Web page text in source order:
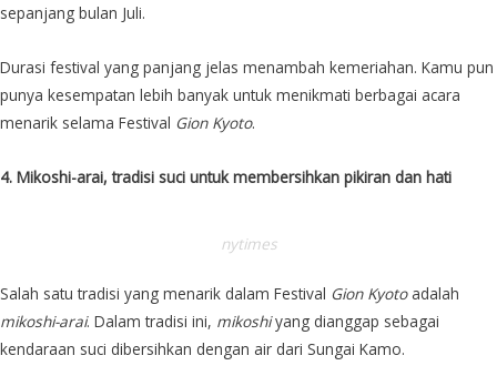
sepanjang bulan Juli.
Durasi festival yang panjang jelas menambah kemeriahan. Kamu pun
punya kesempatan lebih banyak untuk menikmati berbagai acara
menarik selama Festival Gion Kyoto.
4. Mikoshi-arai, tradisi suci untuk membersihkan pikiran dan hati
nytimes
Salah satu tradisi yang menarik dalam Festival Gion Kyotoadalah
mikoshi-arai. Dalam tradisi ini, mikoshiyang dianggap sebagai
kendaraan suci dibersihkan dengan air dari Sungai Kamo.